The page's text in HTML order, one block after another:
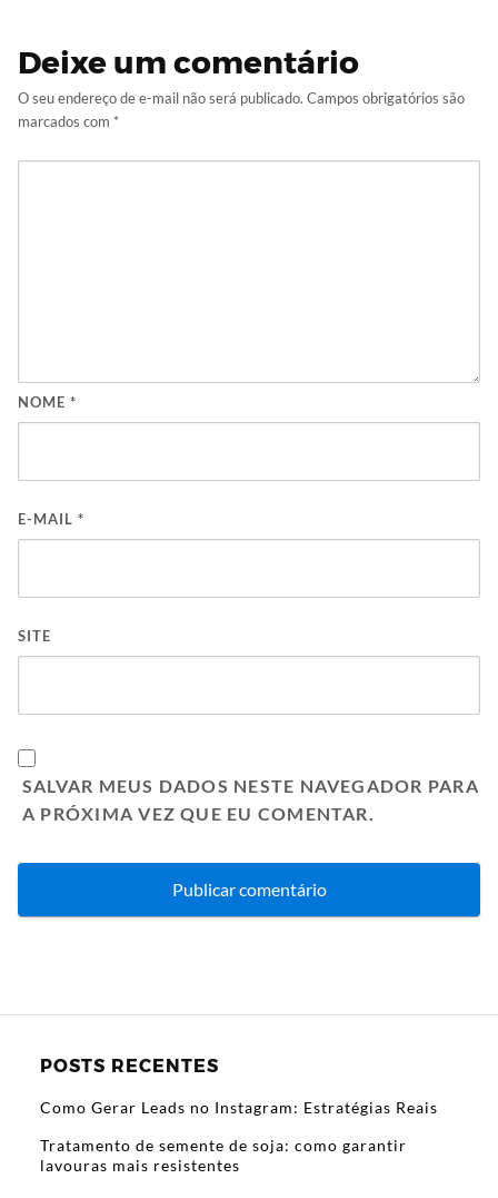
Deixe um comentário
O seu endereço de e-mail não será publicado. Campos obrigatórios são
marcados com *
NOME *
E-MAIL *
SITE
SALVAR MEUS DADOS NESTE NAVEGADOR PARA
A PRÓXIMA VEZ QUE EU COMENTAR.
POSTS RECENTES
Como Gerar Leads no Instagram: Estratégias Reais
Tratamento de semente de soja: como garantir
lavouras mais resistentes